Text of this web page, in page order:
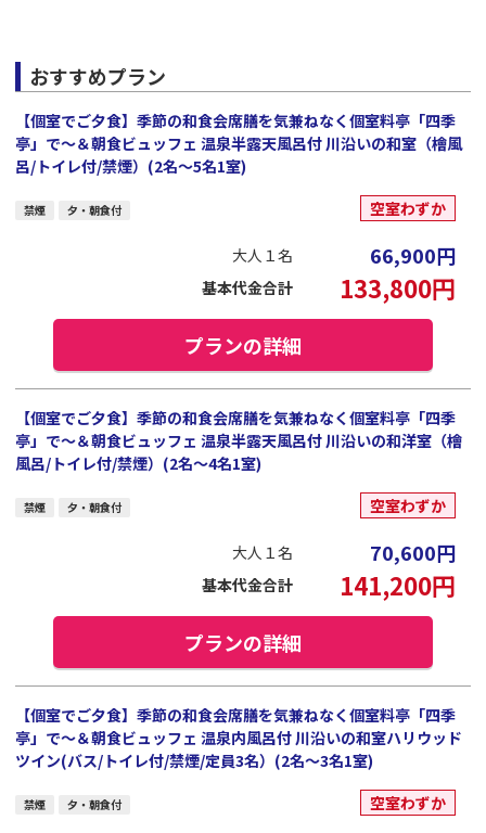
おすすめプラン
【個室でご夕食】季節の和食会席膳を気兼ねなく個室料亭「四季
亭」で～＆朝食ビュッフェ 温泉半露天風呂付 川沿いの和室（檜風
呂/トイレ付/禁煙）(2名～5名1室)
禁煙 夕・朝食付 空室わずか
大人１名 66,900円
基本代金合計 133,800円
プランの詳細
【個室でご夕食】季節の和食会席膳を気兼ねなく個室料亭「四季
亭」で～＆朝食ビュッフェ 温泉半露天風呂付 川沿いの和洋室（檜
風呂/トイレ付/禁煙）(2名～4名1室)
禁煙 夕・朝食付 空室わずか
大人１名 70,600円
基本代金合計 141,200円
プランの詳細
【個室でご夕食】季節の和食会席膳を気兼ねなく個室料亭「四季
亭」で～＆朝食ビュッフェ 温泉内風呂付 川沿いの和室ハリウッド
ツイン(バス/トイレ付/禁煙/定員3名）(2名～3名1室)
禁煙 夕・朝食付 空室わずか